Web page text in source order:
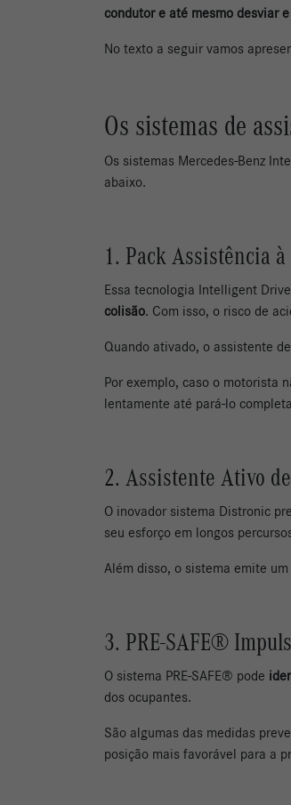
condutor e até mesmo desviar
No texto a seguir vamos
Os sistemas de
Os sistemas Mercedes-Benz
abaixo.
1. Pack Assistência à
Essa tecnologia Intelligent
colisão. Com isso, o risco de
Quando ativado, o assistente
Por exemplo, caso o motorista
lentamente até pará-lo
2. Assistente Ativo
O inovador sistema Distronic
seu esforço em longos
Além disso, o sistema emite
3. PRE-SAFE®
O sistema PRE-SAFE® pode
dos ocupantes.
São algumas das medidas
posição mais favorável para a